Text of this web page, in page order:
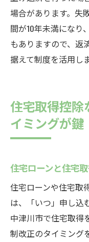
場合があります。失
間が10年未満になり
もありますので、返
据えて制度を活用し
住宅取得控除
イミングが鍵
住宅ローンと住宅
住宅ローンや住宅取
は、「いつ」申し込
中津川市で住宅取得
制改正のタイミング